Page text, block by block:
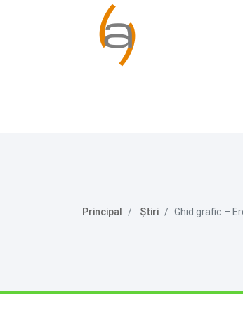
Principal Ştiri Ghid grafic –